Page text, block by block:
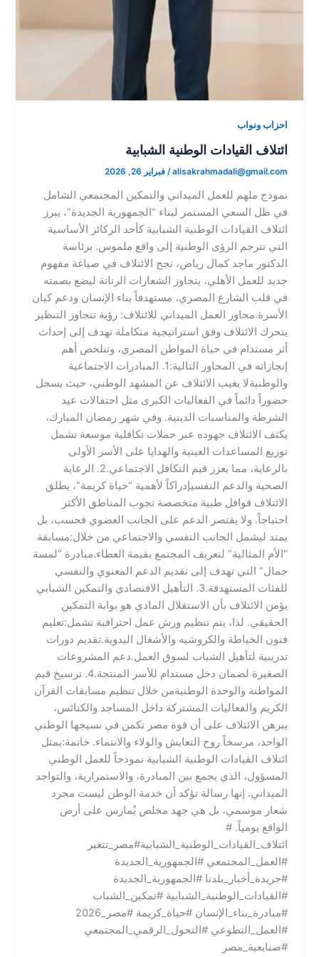
احزاب ونواب
​ائتلاف القيادات الوطنية الشبابية
alisakrahmadali@gmail.com
/فبراير 26, 2026
نموذج ملهم للعمل الميداني والتمكين المجتمعي الشامل ​
في ظل السعي المستمر لبناء “الجمهورية الجديدة”، يبرز
ائتلاف القيادات الوطنية الشبابية كأحد الركائز الأساسية
التي تترجم الرؤى الوطنية إلى واقع ملموس. برئاسة
الدكتور ماجد كمال رياض، نجح الائتلاف في صياغة مفهوم
جديد للعمل الأهلي، يتجاوز الشعارات الرنانة ليضع بصمته
في قلب الشارع المصري، مستهدفاً بناء الإنسان ودعم كيان
الأسرة.​محاور العمل الميداني للائتلاف: رؤية تتجاوز التنظير​
يتحرك الائتلاف وفق استراتيجية متكاملة تهدف إلى إحداث
أثر مستدام في حياة المواطن المصري، وتتلخص أهم
إنجازاته في المحاور التالية:​1. المبادرات الاجتماعية
والوطنية​لا يغيب الائتلاف عن المشهد الوطني، حيث يسجل
حضوراً دائماً في الفعاليات الكبرى مثل احتفالات عيد
الشرطة والمناسبات الدينية. وفي شهر رمضان المبارك،
يكثف الائتلاف جهوده عبر حملات تكافلية موسعة تشمل
توزيع المساعدات العينية والهدايا على الأسر الأولى
بالرعاية، مما يعزز قيم التكافل الاجتماعي.​2. الرعاية
الصحية والدعم النفسي​إدراكاً لأهمية “حياة كريمة”، يطلق
الائتلاف قوافل طبية متخصصة تجوب المناطق الأكثر
احتياجاً. ولا يقتصر الدعم على الجانب العضوي فحسب، بل
يمتد ليشمل الجانب النفسي والاجتماعي من خلال:​مسابقة
“الأم المثالية” لتعريف المجتمع بقيمة العطاء.​مبادرة “لمسة
جمال” التي تهدف إلى تقديم الدعم المعنوي والنفسي
للفئات المستهدفة.​3. التأهيل الاقتصادي والتمكين الشبابي ​
يؤمن الائتلاف بأن الاستقلال المادي هو بوابة التمكين
الحقيقي. لذا، يتم تنظيم ورش عمل احترافية تشمل:​تعليم
فنون الخياطة والكروشيه والأشغال اليدوية.​تقديم دورات
تدريبية لتأهيل الشباب لسوق العمل.​دعم المشروعات
الصغيرة لضمان دخل مستدام للأسر المنتجة.​4. ترسيخ قيم
المواطنة والوحدة الوطنية​من خلال تنظيم مسابقات القرآن
الكريم والفعاليات المشتركة داخل المساجد والكنائس،
يبرهن الائتلاف على أن قوة مصر تكمن في نسيجها الوطني
الواحد، مرسخاً روح التعايش والولاء والانتماء. ​خاتمة:يمثل
ائتلاف القيادات الوطنية الشبابية نموذجاً للعمل الوطني
المسؤول، الذي يجمع بين المبادرة، والاستمرارية، والتواجد
الميداني. إنها رسالة تؤكد أن خدمة الوطن ليست مجرد
شعار موسمي، بل هي جهد مخلص يُمارس على أرض
الواقع يومياً. #​
ائتلاف_القيادات_الوطنية_الشبابية#مصر_تتغير
#العمل_المجتمعي #الجمهورية_الجديدة
#جريدة_أخبار_بلدنا #الجمهورية_الجديدة
#القيادات_الوطنية_الشبابية #تمكين_الشباب
#مبادرة_بناء_الإنسان #حياة_كريمة #مصر_2026
#العمل_التطوعي #التحول_الرقمي_المجتمعي
#صنايعية_مصر